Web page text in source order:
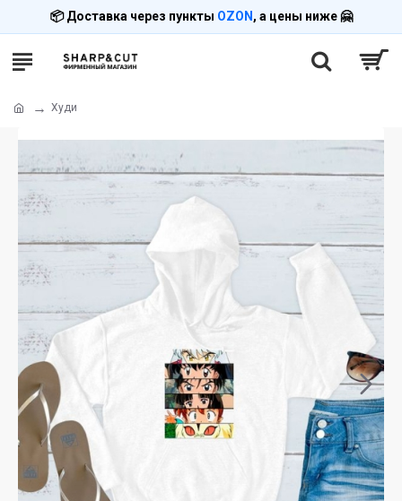
📦 Доставка через пункты OZON , а цены ниже 🤗
Худи